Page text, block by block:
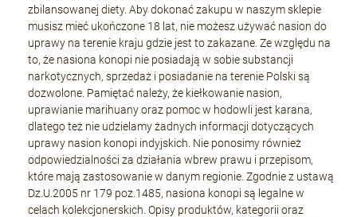
zbilansowanej diety. Aby dokonać zakupu w naszym sklepie
musisz mieć ukończone 18 lat, nie możesz używać nasion do
uprawy na terenie kraju gdzie jest to zakazane. Ze względu na
to, że nasiona konopi nie posiadają w sobie substancji
narkotycznych, sprzedaż i posiadanie na terenie Polski są
dozwolone. Pamiętać należy, że kiełkowanie nasion,
uprawianie marihuany oraz pomoc w hodowli jest karana,
dlatego też nie udzielamy żadnych informacji dotyczących
uprawy nasion konopi indyjskich. Nie ponosimy również
odpowiedzialności za działania wbrew prawu i przepisom,
które mają zastosowanie w danym regionie. Zgodnie z ustawą
Dz.U.2005 nr 179 poz.1485, nasiona konopi są legalne w
celach kolekcjonerskich. Opisy produktów, kategorii oraz